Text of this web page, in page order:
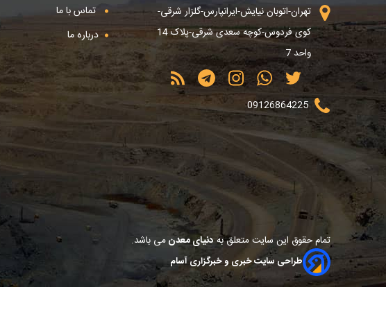
تهران-اتوبان نیایش-ایرانپارس-گلزار شرقی-
کوی فردوس-کوچه سعدی شرقی-پلاک 14
واحد 7
09126864225
تماس با ما
درباره ما
تمام حقوق این سایت متعلق بهدنیای معدنمی باشد.
طراحی سایت خبری و خبرگزاری آسام